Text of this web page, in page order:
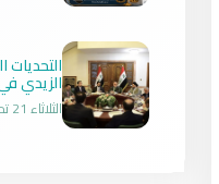
الزيدي
الثلاثاء 21 تموز 2026